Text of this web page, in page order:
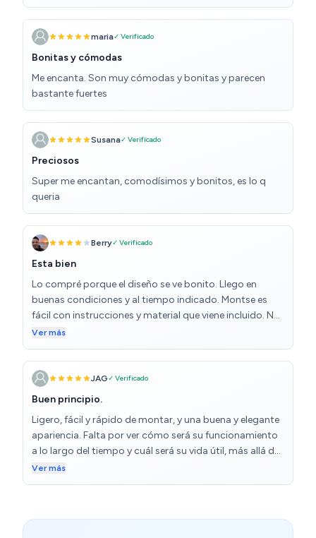
maria✓ Verificado
Bonitas y cómodas
Me encanta. Son muy cómodas y bonitas y parecen
bastante fuertes
Susana✓ Verificado
Preciosos
Super me encantan, comodísimos y bonitos, es lo q
queria
Berry✓ Verificado
Esta bien
Lo compré porque el diseño se ve bonito. Llego en
buenas condiciones y al tiempo indicado. Montse es
fácil con instrucciones y material que viene incluido. No
soy 5* porque el peso es muy ligero y da sensación de
calidad mala, pero de momento funcionan bien
Ver más
JAG✓ Verificado
Buen principio.
Ligero, fácil y rápido de montar, y una buena y elegante
apariencia. Falta por ver cómo será su funcionamiento
a lo largo del tiempo y cuál será su vida útil, más allá de
los 3 años que exige la legislación vigente.
Ver más